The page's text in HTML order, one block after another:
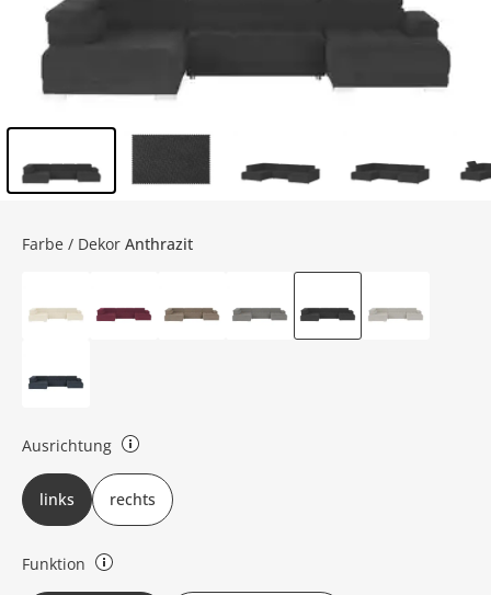
Farbe / Dekor Anthrazit
Ausrichtung
links oder rechts (bezieht sich auf die Draufsicht)
links rechts
Funktion